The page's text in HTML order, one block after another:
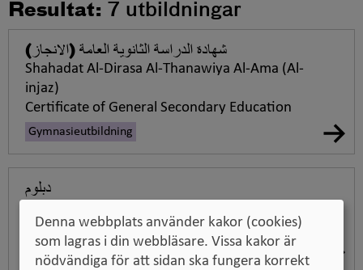
Resultat: 7 utbildningar
شهادة الدراسة الثانویة العامة (الانجاز)
Shahadat Al-Dirasa Al-Thanawiya Al-Ama (Al-
injaz)
Certificate of General Secondary Education
Gymnasieutbildning
دبلوم
Diploma
Eftergymnasial yrkesutbildning
Denna webbplats använder kakor (cookies)
som lagras i din webbläsare. Vissa kakor är
nödvändiga för att sidan ska fungera korrekt